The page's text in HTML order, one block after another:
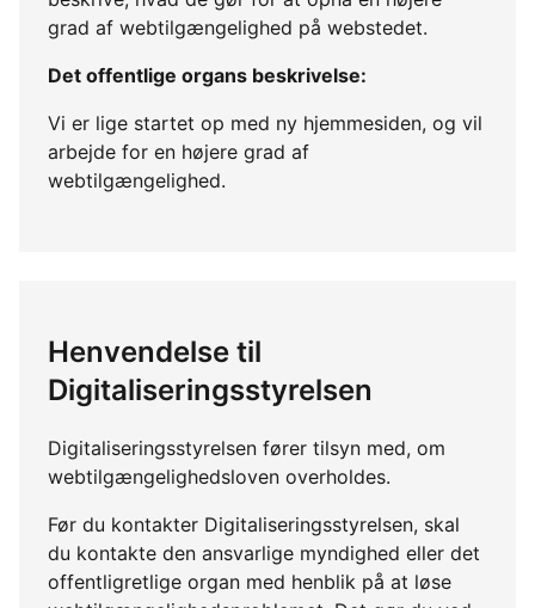
grad af webtilgængelighed på webstedet.
Det offentlige organs beskrivelse:
Vi er lige startet op med ny hjemmesiden, og vil
arbejde for en højere grad af
webtilgængelighed.
Henvendelse til
Digitaliseringsstyrelsen
Digitaliseringsstyrelsen fører tilsyn med, om
webtilgængelighedsloven overholdes.
Før du kontakter Digitaliseringsstyrelsen, skal
du kontakte den ansvarlige myndighed eller det
offentligretlige organ med henblik på at løse